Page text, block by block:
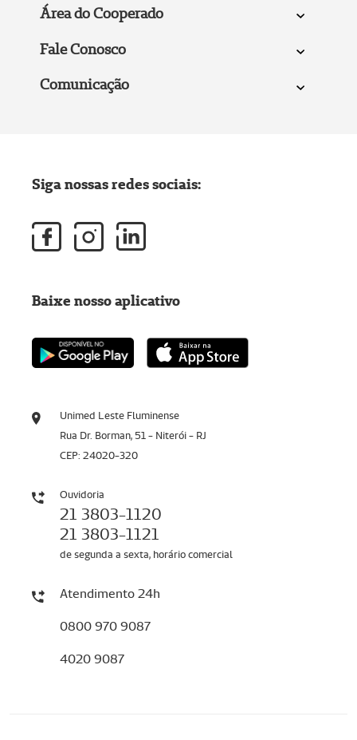
Área do Cooperado
Fale Conosco
Comunicação
Unimed Leste Fluminense
Rua Dr. Borman, 51 - Niterói - RJ
CEP: 24020-320
Ouvidoria
21 3803-1120
21 3803-1121
de segunda a sexta, horário comercial
Atendimento 24h
0800 970 9087
4020 9087
Siga nossas redes sociais:
Baixe nosso aplicativo